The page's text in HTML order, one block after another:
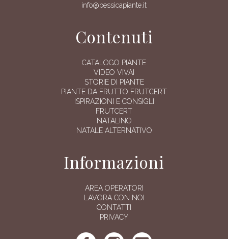
info@bessicapiante.it
Contenuti
CATALOGO PIANTE
VIDEO VIVAI
STORIE DI PIANTE
PIANTE DA FRUTTO FRUTCERT
ISPIRAZIONI E CONSIGLI
FRUTCERT
NATALINO
NATALE ALTERNATIVO
Informazioni
AREA OPERATORI
LAVORA CON NOI
CONTATTI
PRIVACY